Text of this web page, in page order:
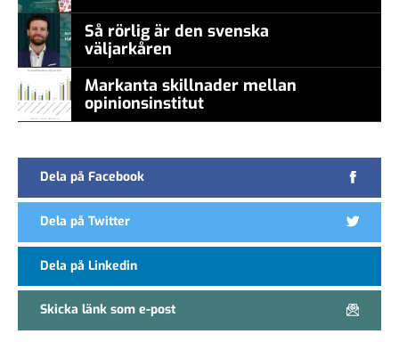
Så rörlig är den svenska
väljarkåren
Markanta skillnader mellan
opinionsinstitut
Dela på Facebook
Dela på Twitter
Dela på Linkedin
Skicka länk som e-post